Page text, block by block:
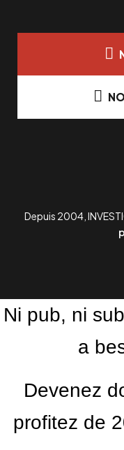
Depuis 2004,
Ni pub, ni
a
Devenez
profitez de